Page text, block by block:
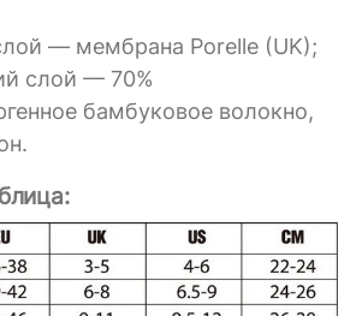
— мембрана Porelle (UK);
слой — 70%
бамбуковое волокно,